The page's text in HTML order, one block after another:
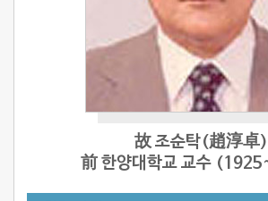
故 조순탁(趙淳卓)
前 한양대학교 교수